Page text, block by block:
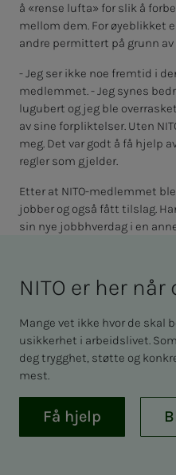
å «rense lufta» for slik å
mellom dem. For øyeblikket
andre permittert på grunn
- Jeg ser ikke noe fremtid i
medlemmet. - Jeg synes
lugubert og jeg ble
av sine forpliktelser. Uten
meg. Det var godt å få hjelp
regler som gjelder.
Etter at NITO-medlemmet
jobber og også fått tilslag.
sin nye jobbhverdag i en
NITO er her
Mange vet ikke hvor de skal
usikkerhet i arbeidslivet.
deg trygghet, støtte og
mest.
Få hjelp